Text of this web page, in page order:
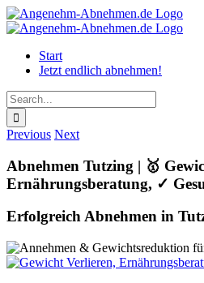
Skip
to
Start
Jetzt endlich abnehmen!
Search
for:
Previous Next
Abnehmen Tutzing | 🥇
Ernährungsberatung, ✓
Erfolgreich Abnehmen in